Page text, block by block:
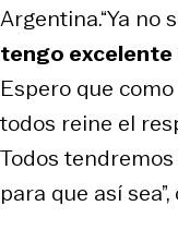
Argentina.“Ya no
tengo excelente
Espero que
todos reine el
Todos
para que así